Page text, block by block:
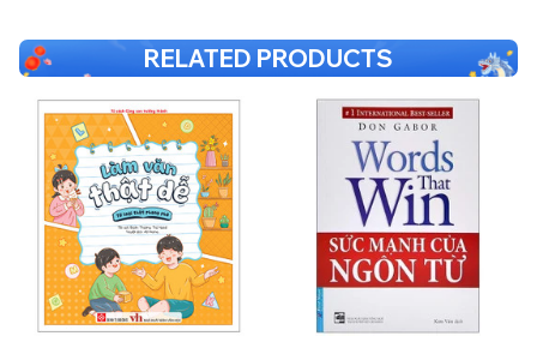
RELATED PRODUCTS